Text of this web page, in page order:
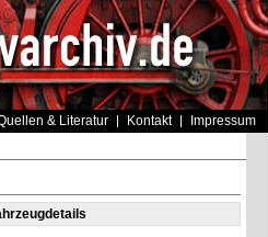
& Literatur Kontakt Impressum